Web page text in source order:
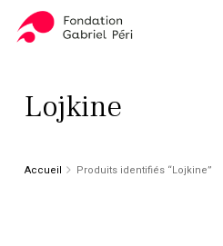
Panier
Lojkine
Accueil Produits identifiés “Lojkine”